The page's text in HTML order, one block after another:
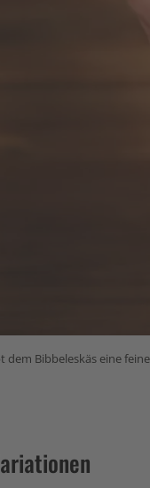
dem Bibbeleskäs eine